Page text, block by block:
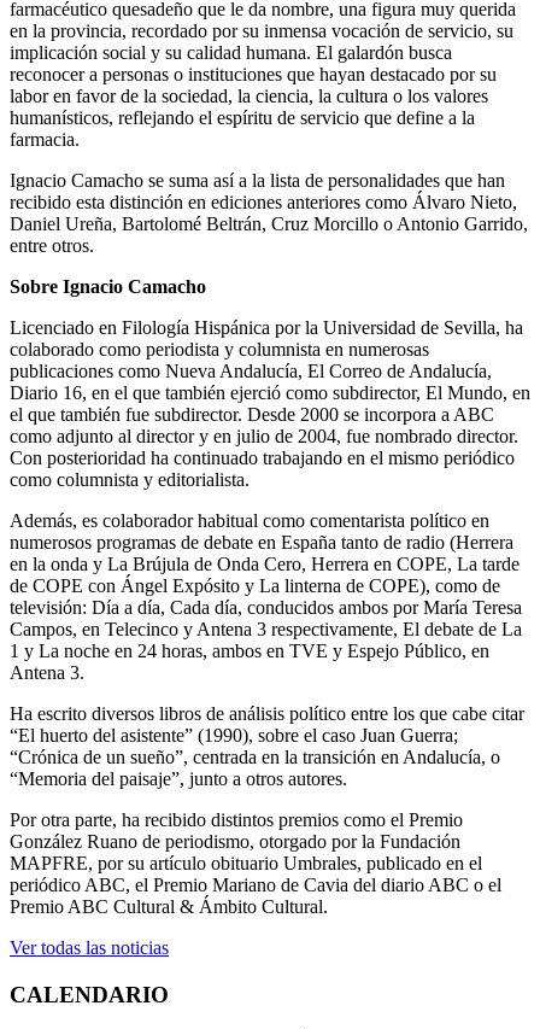
farmacéutico quesadeño que le da nombre, una figura muy querida
en la provincia, recordado por su inmensa vocación de servicio, su
implicación social y su calidad humana. El galardón busca
reconocer a personas o instituciones que hayan destacado por su
labor en favor de la sociedad, la ciencia, la cultura o los valores
humanísticos, reflejando el espíritu de servicio que define a la
farmacia.
Ignacio Camacho se suma así a la lista de personalidades que han
recibido esta distinción en ediciones anteriores como Álvaro Nieto,
Daniel Ureña, Bartolomé Beltrán, Cruz Morcillo o Antonio Garrido,
entre otros.
Sobre Ignacio Camacho
Licenciado en Filología Hispánica por la Universidad de Sevilla, ha
colaborado como periodista y columnista en numerosas
publicaciones como Nueva Andalucía, El Correo de Andalucía,
Diario 16, en el que también ejerció como subdirector, El Mundo, en
el que también fue subdirector. Desde 2000 se incorpora a ABC
como adjunto al director y en julio de 2004, fue nombrado director.
Con posterioridad ha continuado trabajando en el mismo periódico
como columnista y editorialista.
Además, es colaborador habitual como comentarista político en
numerosos programas de debate en España tanto de radio (Herrera
en la onda y La Brújula de Onda Cero, Herrera en COPE, La tarde
de COPE con Ángel Expósito y La linterna de COPE), como de
televisión: Día a día, Cada día, conducidos ambos por María Teresa
Campos, en Telecinco y Antena 3 respectivamente, El debate de La
1 y La noche en 24 horas, ambos en TVE y Espejo Público, en
Antena 3.
Ha escrito diversos libros de análisis político entre los que cabe citar
“El huerto del asistente” (1990), sobre el caso Juan Guerra;
“Crónica de un sueño”, centrada en la transición en Andalucía, o
“Memoria del paisaje”, junto a otros autores.
Por otra parte, ha recibido distintos premios como el Premio
González Ruano de periodismo, otorgado por la Fundación
MAPFRE, por su artículo obituario Umbrales, publicado en el
periódico ABC, el Premio Mariano de Cavia del diario ABC o el
Premio ABC Cultural & Ámbito Cultural.
Ver todas las noticias
CALENDARIO